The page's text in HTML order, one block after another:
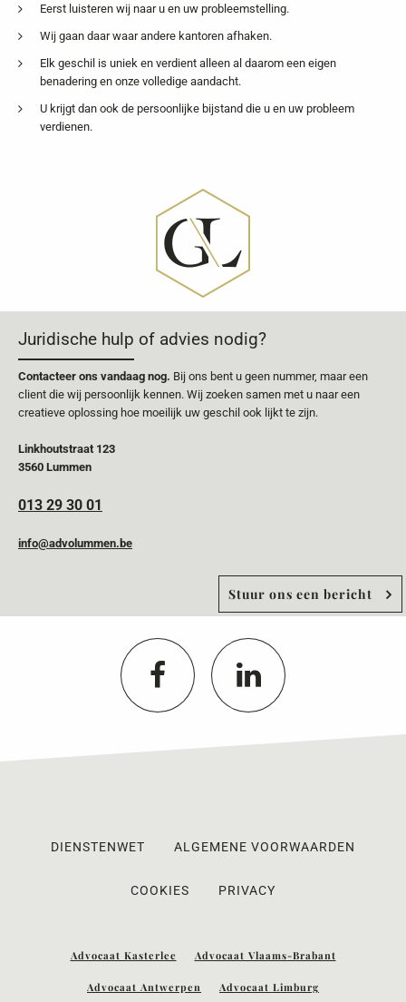
Eerst luisteren wij naar u en uw probleemstelling.
Wij gaan daar waar andere kantoren afhaken.
Elk geschil is uniek en verdient alleen al daarom een eigen
benadering en onze volledige aandacht.
U krijgt dan ook de persoonlijke bijstand die u en uw probleem
verdienen.
Juridische hulp of advies nodig?
Contacteer ons vandaag nog. Bij ons bent u geen nummer, maar een
client die wij persoonlijk kennen. Wij zoeken samen met u naar een
creatieve oplossing hoe moeilijk uw geschil ook lijkt te zijn.
Linkhoutstraat 123
3560 Lummen
013 29 30 01
info@advolummen.be
Stuur ons een bericht
DIENSTENWET ALGEMENE VOORWAARDEN
COOKIES PRIVACY
Advocaat Kasterlee Advocaat Vlaams-Brabant
Advocaat Antwerpen Advocaat Limburg